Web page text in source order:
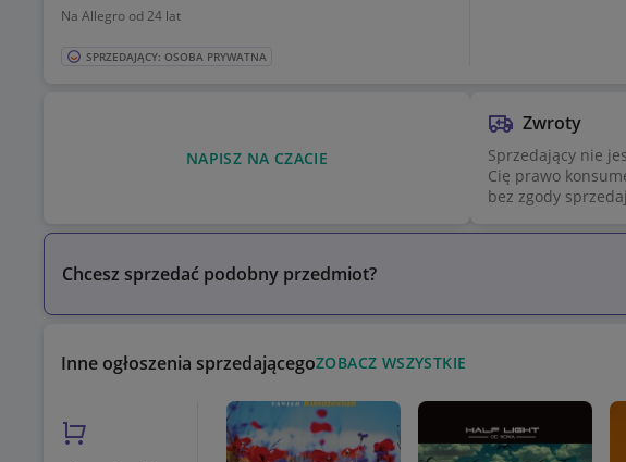
Na Allegro od 24 lat
SPRZEDAJĄCY: OSOBA PRYWATNA
NAPISZ NA CZACIE
Zwroty
Sprzedający nie
Cię prawo
bez zgody
Inne ogłoszenia sprzedającegoZOBACZ WSZYSTKIE
Chcesz sprzedać podobny przedmiot?